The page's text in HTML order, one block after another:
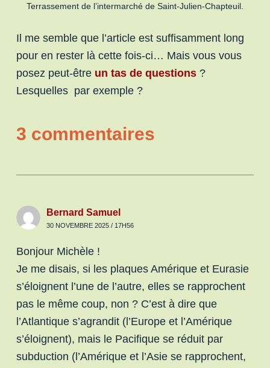
Terrassement de l’intermarché de Saint-Julien-Chapteuil.
Il me semble que l’article est suffisamment long
pour en rester là cette fois-ci… Mais vous vous
posez peut-êtreun tas de questions ?
Lesquelles par exemple ?
3 commentaires
Bernard Samuel
30 NOVEMBRE 2025 / 17H56
Bonjour Michèle !
Je me disais, si les plaques Amérique et Eurasie
s’éloignent l’une de l’autre, elles se rapprochent
pas le même coup, non ? C’est à dire que
l’Atlantique s’agrandit (l’Europe et l’Amérique
s’éloignent), mais le Pacifique se réduit par
subduction (l’Amérique et l’Asie se rapprochent,